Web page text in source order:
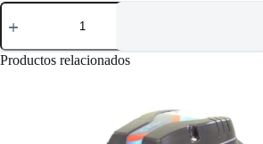
Bomba
Pearl
Sin
motor
Productos relacionados